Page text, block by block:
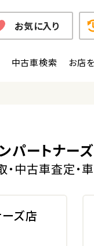
中古車検索 お店
お気に入り
パートナー
・中古車査定・
ズ店